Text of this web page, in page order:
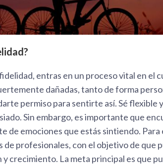
entras en un proceso vital en el
dañadas, tanto de forma
permiso para sentirte así. Sé flexible y
Sin embargo, es importante que
de emociones que estás sintiendo. Para
de profesionales, con el objetivo de que
crecimiento. La meta principal es que